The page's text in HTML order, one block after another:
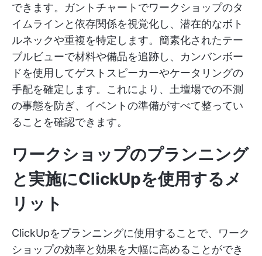
できます。ガントチャートでワークショップのタ
イムラインと依存関係を視覚化し、潜在的なボト
ルネックや重複を特定します。簡素化されたテー
ブルビューで材料や備品を追跡し、カンバンボー
ドを使用してゲストスピーカーやケータリングの
手配を確定します。これにより、土壇場での不測
の事態を防ぎ、イベントの準備がすべて整ってい
ることを確認できます。
ワークショップのプランニング
と実施にClickUpを使用するメ
リット
ClickUpをプランニングに使用することで、ワーク
ショップの効率と効果を大幅に高めることができ